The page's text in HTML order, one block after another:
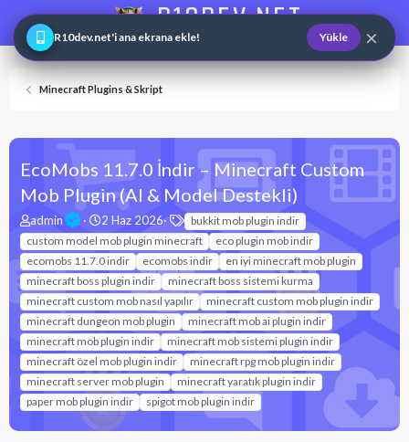
R10DEV.NET
Web ve Game Master
Minecraft Plugins & Skript
EcoMobs 11.7.0 İndir – Minecraft Custom
Mob Plugin (AI & Model Destekli)
K
o
n
u
y
u
b
a
ş
l
a
t
n
admin
B
a
ş
l
a
n
g
ı
ç
t
a
r
i
h
2 Haz 2026
E
t
i
k
e
t
l
e
r
bukkit mob plugin indir
custom model mob plugin minecraft
eco plugin mob indir
ecomobs 11.7.0 indir
ecomobs indir
en iyi minecraft mob plugin
minecraft boss plugin indir
minecraft boss sistemi kurma
minecraft custom mob nasıl yapılır
minecraft custom mob plugin indir
minecraft dungeon mob plugin
minecraft mob ai plugin indir
minecraft mob plugin indir
minecraft mob sistemi plugin indir
minecraft özel mob plugin indir
minecraft rpg mob plugin indir
minecraft server mob plugin
minecraft yaratık plugin indir
paper mob plugin indir
spigot mob plugin indir
R10dev.net'i ana ekrana ekle! Yükle ×